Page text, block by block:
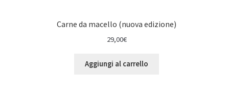
Carne da macello (nuova edizione)
29,00€
Aggiungi al carrello